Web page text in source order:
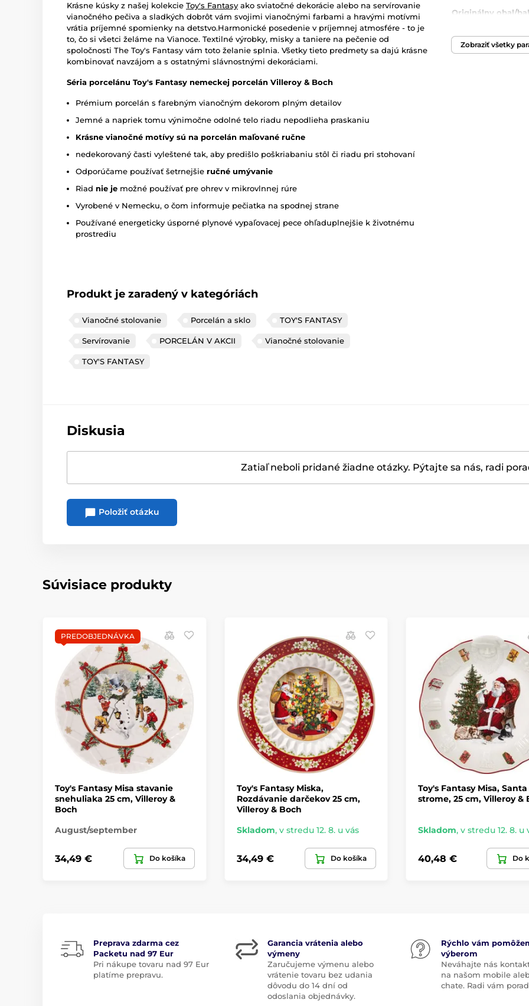
Krásne kúsky z našej kolekcie Toy's Fantasy ako sviatočné dekorácie alebo na servírovanie
vianočného pečiva a sladkých dobrôt vám svojimi vianočnými farbami a hravými motívmi
vrátia príjemné spomienky na detstvo.Harmonické posedenie v príjemnej atmosfére - to je
to, čo si všetci želáme na Vianoce. Textilné výrobky, misky a taniere na pečenie od
spoločnosti The Toy's Fantasy vám toto želanie splnia. Všetky tieto predmety sa dajú krásne
kombinovať navzájom a s ostatnými slávnostnými dekoráciami.
Séria porcelánu Toy's Fantasy nemeckej porcelán Villeroy & Boch
Prémium porcelán s farebným vianočným dekorom plným detailov
Jemné a napriek tomu výnimočne odolné telo riadu nepodlieha praskaniu
Krásne vianočné motívy sú na porcelán maľované ručne
nedekorovaný časti vyleštené tak, aby predišlo poškriabaniu stôl či riadu pri stohovaní
Odporúčame používať šetrnejšie ručné umývanie
Riad nie je možné používať pre ohrev v mikrovlnnej rúre
Vyrobené v Nemecku, o čom informuje pečiatka na spodnej strane
Používané energeticky úsporné plynové vypaľovacej pece ohľaduplnejšie k životnému
prostrediu
Produkt je zaradený v kategóriách
Vianočné stolovanie Porcelán a sklo TOY'S FANTASY
Servírovanie PORCELÁN V AKCII Vianočné stolovanie
TOY'S FANTASY
Originálny obal/
Zobraziť všetky
Diskusia
Zatiaľ neboli pridané žiadne otázky. Pýtajte sa nás, radi
Položiť otázku
Súvisiace produkty
PREDOBJEDNÁVKA
Toy's Fantasy Misa stavanie
snehuliaka 25 cm, Villeroy &
Boch
August/september
34,49 € Do košíka
Toy's Fantasy Miska,
Rozdávanie darčekov 25 cm,
Villeroy & Boch
Skladom, v stredu 12. 8. u vás
34,49 € Do košíka
Toy's Fantasy Misa,
strome, 25 cm, Villeroy &
Skladom, v stredu 12. 8. u
40,48 € Do
Preprava zdarma cez
Packetu nad 97 Eur
Pri nákupe tovaru nad 97 Eur
platíme prepravu.
Garancia vrátenia alebo
výmeny
Zaručujeme výmenu alebo
vrátenie tovaru bez udania
dôvodu do 14 dní od
odoslania objednávky.
Rýchlo vám
výberom
Neváhajte nás
na našom mobile
chate. Radi vám